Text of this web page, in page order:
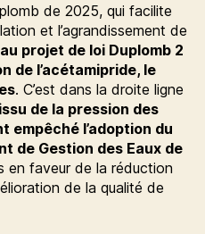
de 2025, qui facilite
et l’agrandissement de
projet de loi Duplomb 2
de l’acétamipride, le
. C’est dans la droite ligne
de la pression des
empêché l’adoption du
de Gestion des Eaux de
en faveur de la réduction
de la qualité de